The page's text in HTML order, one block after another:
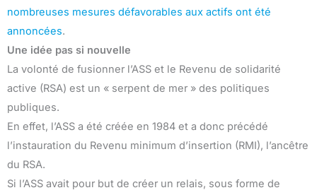
nombreuses mesures défavorables aux actifs ont été
annoncées.
Une idée pas si nouvelle
La volonté de fusionner l’ASS et le Revenu de solidarité
active (RSA) est un « serpent de mer » des politiques
publiques.
En effet, l’ASS a été créée en 1984 et a donc précédé
l’instauration du Revenu minimum d’insertion (RMI), l’ancêtre
du RSA.
Si l’ASS avait pour but de créer un relais, sous forme de